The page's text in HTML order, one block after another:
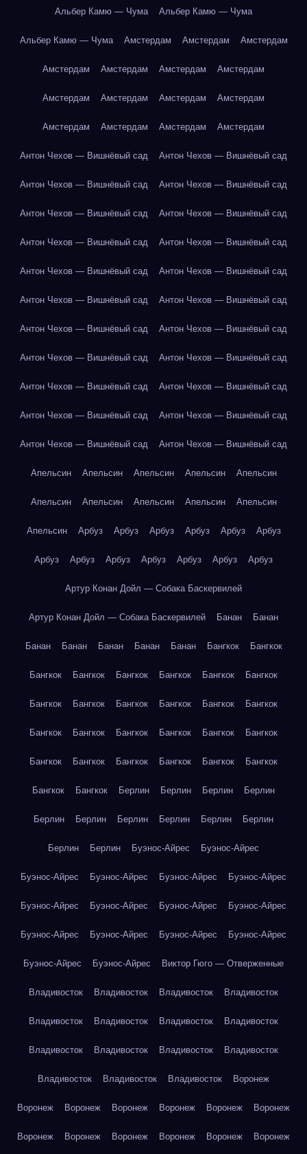
Альбер Камю — Чума Альбер Камю — Чума
Альбер Камю — Чума Амстердам Амстердам Амстердам
Амстердам Амстердам Амстердам Амстердам
Амстердам Амстердам Амстердам Амстердам
Амстердам Амстердам Амстердам Амстердам
Антон Чехов — Вишнёвый сад Антон Чехов — Вишнёвый сад
Антон Чехов — Вишнёвый сад Антон Чехов — Вишнёвый сад
Антон Чехов — Вишнёвый сад Антон Чехов — Вишнёвый сад
Антон Чехов — Вишнёвый сад Антон Чехов — Вишнёвый сад
Антон Чехов — Вишнёвый сад Антон Чехов — Вишнёвый сад
Антон Чехов — Вишнёвый сад Антон Чехов — Вишнёвый сад
Антон Чехов — Вишнёвый сад Антон Чехов — Вишнёвый сад
Антон Чехов — Вишнёвый сад Антон Чехов — Вишнёвый сад
Антон Чехов — Вишнёвый сад Антон Чехов — Вишнёвый сад
Антон Чехов — Вишнёвый сад Антон Чехов — Вишнёвый сад
Антон Чехов — Вишнёвый сад Антон Чехов — Вишнёвый сад
Апельсин Апельсин Апельсин Апельсин Апельсин
Апельсин Апельсин Апельсин Апельсин Апельсин
Апельсин Арбуз Арбуз Арбуз Арбуз Арбуз Арбуз
Арбуз Арбуз Арбуз Арбуз Арбуз Арбуз Арбуз
Артур Конан Дойл — Собака Баскервилей
Артур Конан Дойл — Собака Баскервилей Банан Банан
Банан Банан Банан Банан Банан Бангкок Бангкок
Бангкок Бангкок Бангкок Бангкок Бангкок Бангкок
Бангкок Бангкок Бангкок Бангкок Бангкок Бангкок
Бангкок Бангкок Бангкок Бангкок Бангкок Бангкок
Бангкок Бангкок Бангкок Бангкок Бангкок Бангкок
Бангкок Бангкок Берлин Берлин Берлин Берлин
Берлин Берлин Берлин Берлин Берлин Берлин
Берлин Берлин Буэнос-Айрес Буэнос-Айрес
Буэнос-Айрес Буэнос-Айрес Буэнос-Айрес Буэнос-Айрес
Буэнос-Айрес Буэнос-Айрес Буэнос-Айрес Буэнос-Айрес
Буэнос-Айрес Буэнос-Айрес Буэнос-Айрес Буэнос-Айрес
Буэнос-Айрес Буэнос-Айрес Виктор Гюго — Отверженные
Владивосток Владивосток Владивосток Владивосток
Владивосток Владивосток Владивосток Владивосток
Владивосток Владивосток Владивосток Владивосток
Владивосток Владивосток Владивосток Воронеж
Воронеж Воронеж Воронеж Воронеж Воронеж Воронеж
Воронеж Воронеж Воронеж Воронеж Воронеж Воронеж